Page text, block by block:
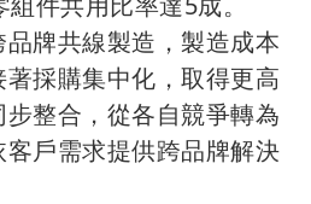
牌共線製造，製造成本
採購集中化，取得更高
整合，從各自競爭轉為
客戶需求提供跨品牌解決